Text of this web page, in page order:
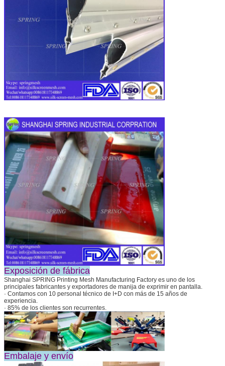
Exposición de fábrica
Shanghai SPRING Printing Mesh Manufacturing Factory es uno de los
principales fabricantes y exportadores de manija de exprimir en pantalla.
· Contamos con 10 personal técnico de I+D con más de 15 años de
experiencia.
· 85% de los clientes son recurrentes.
Embalaje y envío